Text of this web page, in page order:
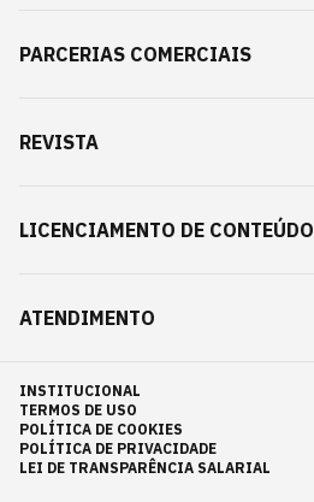
PARCERIAS COMERCIAIS
REVISTA
LICENCIAMENTO DE CONTEÚDO
ATENDIMENTO
INSTITUCIONAL
TERMOS DE USO
POLÍTICA DE COOKIES
POLÍTICA DE PRIVACIDADE
LEI DE TRANSPARÊNCIA SALARIAL